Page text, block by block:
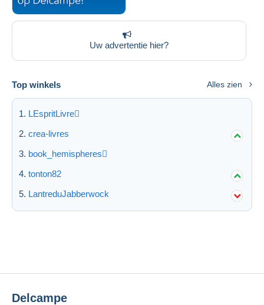
Uw advertentie hier?
Top winkels Alles zien
LEspritLivre
crea-livres
book_hemispheres
tonton82
LantreduJabberwock
Delcampe